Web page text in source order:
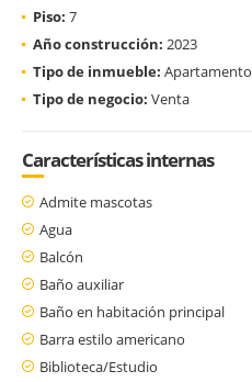
Piso: 7
Año construcción: 2023
Tipo de inmueble: Apartamento
Tipo de negocio: Venta
Características internas
Admite mascotas
Agua
Balcón
Baño auxiliar
Baño en habitación principal
Barra estilo americano
Biblioteca/Estudio